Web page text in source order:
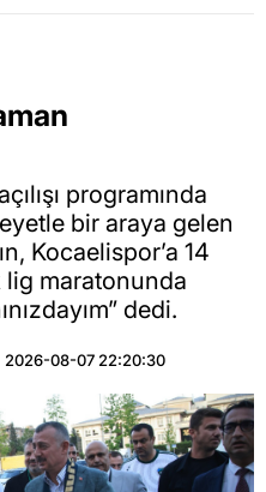
programında
bir araya gelen
Kocaelispor’a 14
lig maratonunda
dedi.
2026-08-07 22:20:30